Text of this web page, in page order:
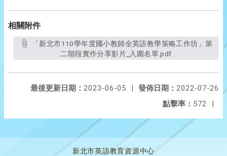
相關附件
二階段實作分享影片_入圍名單.pdf
發佈日期： 2022-07-26
最後更新日期： 2023-06-05
|
點擊率： 572 |
新北市英語教育資源中心